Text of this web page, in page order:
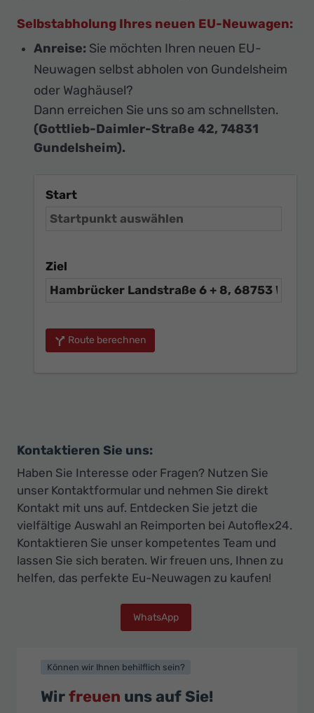
Selbstabholung Ihres neuen EU-Neuwagen:
Anreise: Sie möchten Ihren neuen EU-
Neuwagen selbst abholen von Gundelsheim
oder Waghäusel?
Dann erreichen Sie uns so am schnellsten.
(Gottlieb-Daimler-Straße 42, 74831
Gundelsheim).
Start
Ziel
Route berechnen
Kontaktieren Sie uns:
Haben Sie Interesse oder Fragen? Nutzen Sie
unser Kontaktformular und nehmen Sie direkt
Kontakt mit uns auf. Entdecken Sie jetzt die
vielfältige Auswahl an Reimporten bei Autoflex24.
Kontaktieren Sie unser kompetentes Team und
lassen Sie sich beraten. Wir freuen uns, Ihnen zu
helfen, das perfekte Eu-Neuwagen zu kaufen!
WhatsApp
Können wir Ihnen behilflich sein?
Wirfreuen uns auf Sie!